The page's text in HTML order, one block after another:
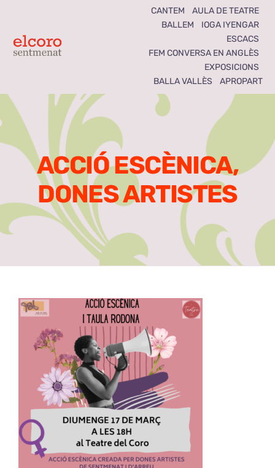
content
Toggle
Notícies
Seccions
El Coro som tots
Activitats
Exposicions
El Cafè del Coro
Teatre del Coro
Balla Vallès
CANTEM
AULA DE TEATRE
BALLEM
IOGA IYENGAR
ESCACS
FEM CONVERSA EN ANGLÈS
EXPOSICIONS
BALLA VALLÈS
APROPART
ACCIÓ ESCÈNICA,
DONES ARTISTES